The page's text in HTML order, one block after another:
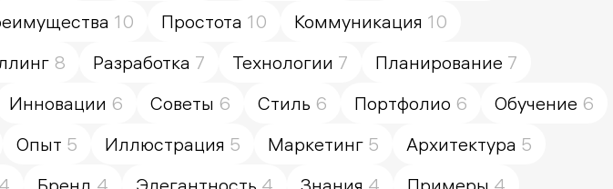
10 Простота 10 Коммуникация 10
8 Разработка 7 Технологии 7 Планирование 7
Инновации 6 Советы 6 Стиль 6 Портфолио 6 Обучение 6
Опыт 5 Иллюстрация 5 Маркетинг 5 Архитектура 5